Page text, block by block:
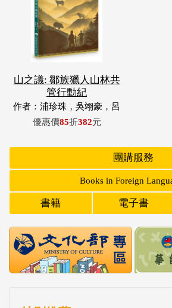
山之議: 鄒族獵人山林共
管行動紀
作者：浦珍珠，吳翊豪，呂
翊齊，張惠東，許玉青，王
優惠價85折382元
團購服務
Books in Foreign
書籍 電子書